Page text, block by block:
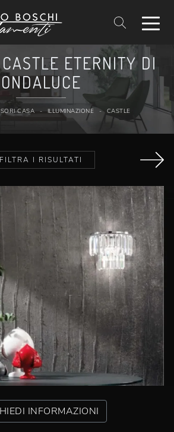
ETERNITY DI
ONDALUCE
CASA - ILLUMINAZIONE - CASTLE
FILTRA I RISULTATI
INFORMAZIONI